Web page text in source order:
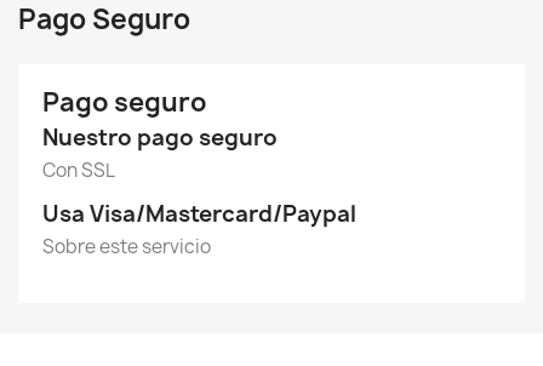
Pago Seguro
Pago seguro
Nuestro pago seguro
Con SSL
Usa Visa/Mastercard/Paypal
Sobre este servicio